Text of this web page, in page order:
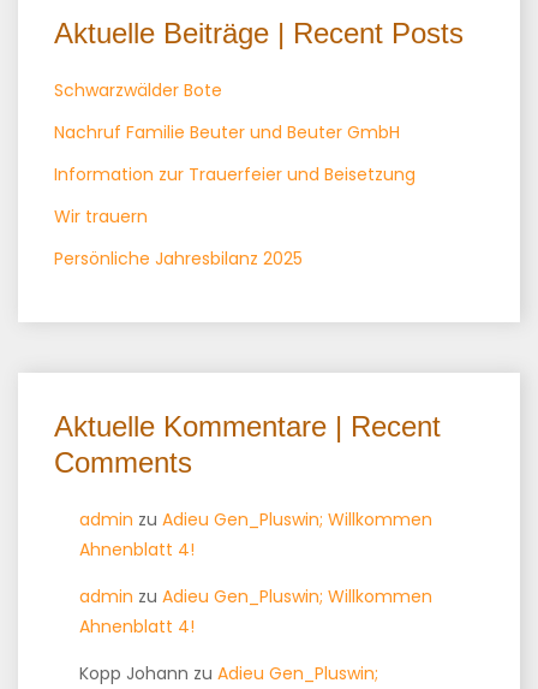
Aktuelle Beiträge | Recent Posts
Schwarzwälder Bote
Nachruf Familie Beuter und Beuter GmbH
Information zur Trauerfeier und Beisetzung
Wir trauern
Persönliche Jahresbilanz 2025
Aktuelle Kommentare | Recent
Comments
admin zu Adieu Gen_Pluswin; Willkommen
Ahnenblatt 4!
admin zu Adieu Gen_Pluswin; Willkommen
Ahnenblatt 4!
Kopp Johann zu Adieu Gen_Pluswin;